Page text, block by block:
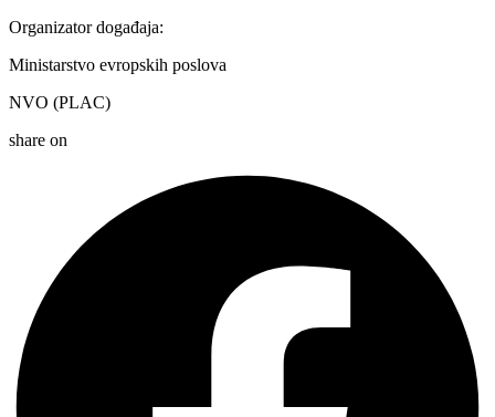
Organizator događaja:
Ministarstvo evropskih poslova
NVO (PLAC)
share on